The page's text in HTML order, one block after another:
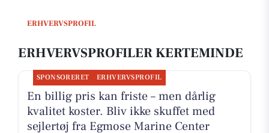
ERHVERVSPROFIL
ERHVERVSPROFILER KERTEMINDE
SPONSORERET ERHVERVSPROFIL
En billig pris kan friste – men dårlig
kvalitet koster. Bliv ikke skuffet med
sejlertøj fra Egmose Marine Center